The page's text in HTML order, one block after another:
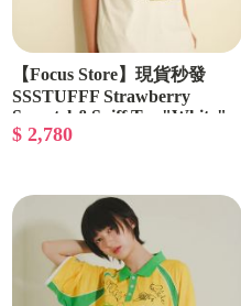
【Focus Store】現貨秒發
SSSTUFFF Strawberry
Scractch&Sniff Tee "White"
草莓 白色 短袖
$ 2,780